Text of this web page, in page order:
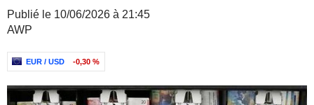
Publié le 10/06/2026 à 21:45
AWP
EUR / USD -0,30 %